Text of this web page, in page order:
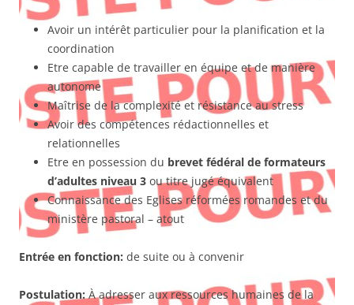
Avoir un intérêt particulier pour la planification et la
coordination
Etre capable de travailler en équipe et de manière
autonome
Maîtrise de la complexité et résistance au stress
Avoir des compétences rédactionnelles et
relationnelles
Etre en possession du brevet fédéral de formateurs
d’adultes niveau 3 ou titre jugé équivalent
Connaissance des Eglises réformées romandes et du
ministère pastoral – atout
Entrée en fonction: de suite ou à convenir
Postulation:À adresser aux ressources humaines de la